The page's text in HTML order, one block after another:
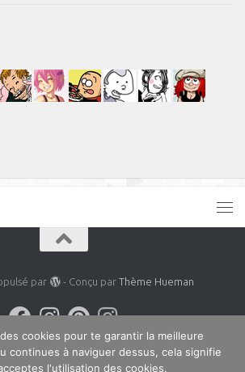
par - Conçu par Thème Hueman
cookies pour te garantir la meilleure
continues à naviguer dessus, cela signifie
l'utilisation des cookies.